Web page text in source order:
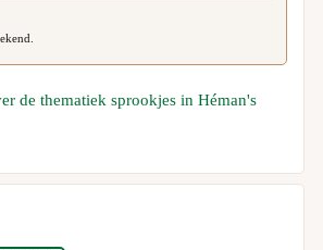
de thematiek sprookjes in Héman's